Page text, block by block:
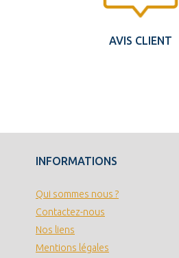
AVIS CLIENT
INFORMATIONS
Qui sommes nous ?
Contactez-nous
Nos liens
Mentions légales